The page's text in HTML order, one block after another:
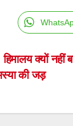
क्यों नहीं
की जड़